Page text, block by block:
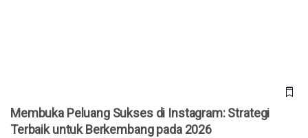
Membuka Peluang Sukses di Instagram: Strategi
Terbaik untuk Berkembang pada 2026